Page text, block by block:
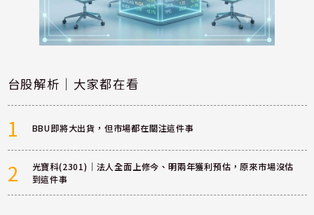
台股解析｜大家都在看
1 BBU即將大出貨，但市場都在關注這件事
2
光寶科(2301)｜法人全面上修今、明兩年獲利預估，原來市場沒估
到這件事